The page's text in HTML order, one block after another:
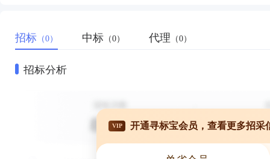
招标 （0） 中标 （0） 代理 （0）
招标分析
VIP 开通寻标宝会员，查看更多招采